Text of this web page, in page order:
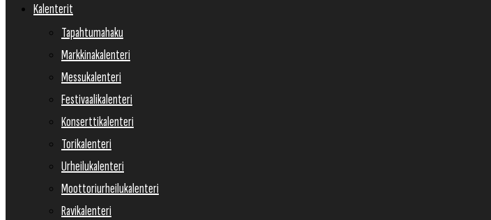
Kalenterit
Tapahtumahaku
Markkinakalenteri
Messukalenteri
Festivaalikalenteri
Konserttikalenteri
Torikalenteri
Urheilukalenteri
Moottoriurheilukalenteri
Ravikalenteri